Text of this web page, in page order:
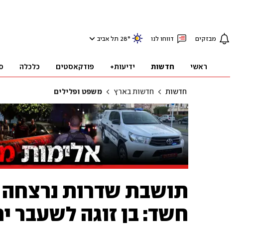
מבזקים דווחו לנו 28° תל אביב
ראשי חדשות ידיעות+ פודקאסטים כלכלה
חדשות חדשות בארץ משפט ופלילים
תושבת שדרות
חשד: בן זוגה לשעבר